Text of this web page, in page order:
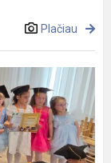
Plačiau